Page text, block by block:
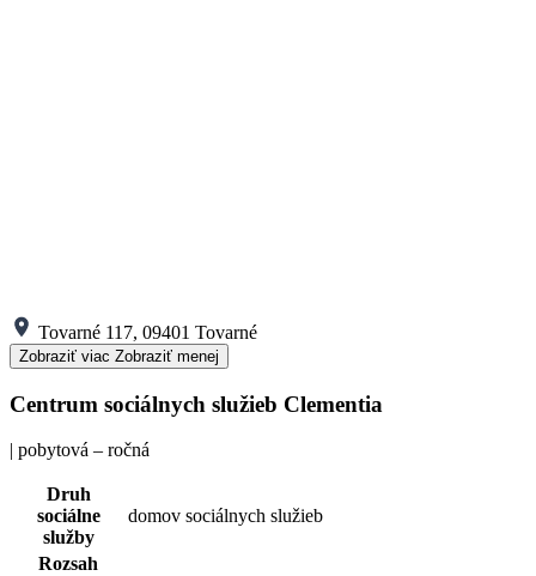
Tovarné 117, 09401 Tovarné
Zobraziť viac Zobraziť menej
Centrum sociálnych služieb Clementia
| pobytová – ročná
Druh
sociálne
služby
domov sociálnych služieb
Rozsah